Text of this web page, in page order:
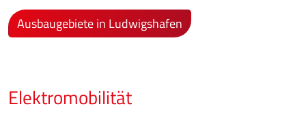
Ausbaugebiete in Ludwigshafen
Elektromobilität